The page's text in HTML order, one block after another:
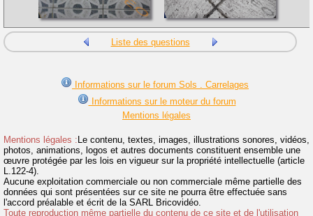
Liste des questions
Informations sur le forum Sols . Carrelages
Informations sur le moteur du forum
Mentions légales
Mentions légales : Le contenu, textes, images, illustrations sonores, vidéos,
photos, animations, logos et autres documents constituent ensemble une
œuvre protégée par les lois en vigueur sur la propriété intellectuelle (article
L.122-4).
Aucune exploitation commerciale ou non commerciale même partielle des
données qui sont présentées sur ce site ne pourra être effectuée sans
l'accord préalable et écrit de la SARL Bricovidéo.
Toute reproduction même partielle du contenu de ce site et de l'utilisation